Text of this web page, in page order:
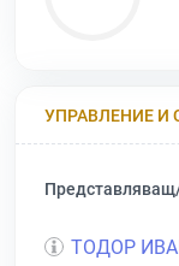
УПРАВЛЕНИЕ И
ТОДОР